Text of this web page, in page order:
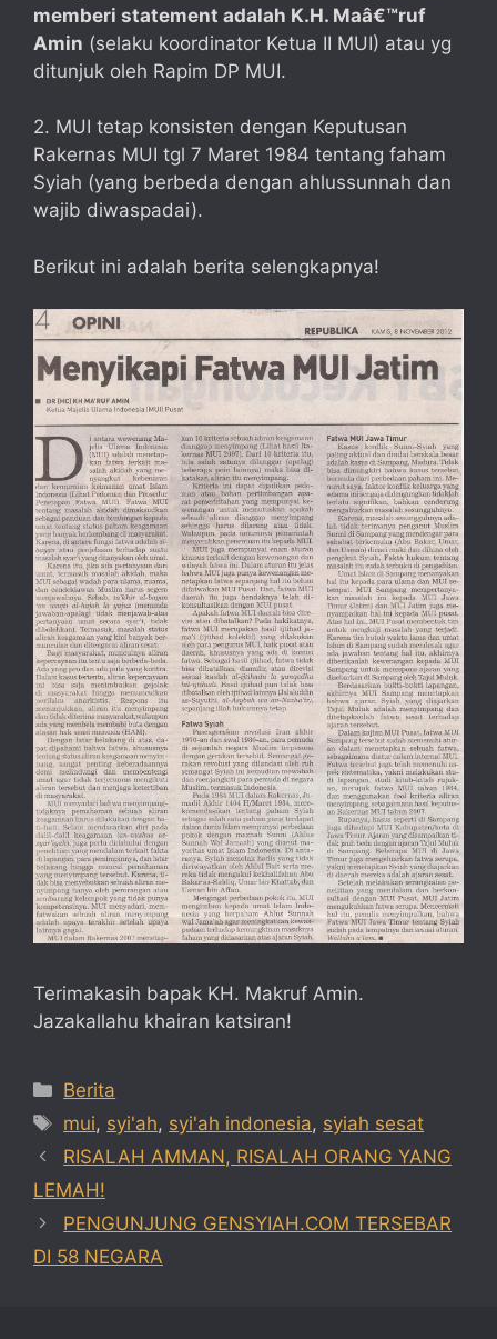
memberi statement adalah K.H. Maâ€™ruf
Amin (selaku koordinator Ketua II MUI) atau yg
ditunjuk oleh Rapim DP MUI.
2. MUI tetap konsisten dengan Keputusan
Rakernas MUI tgl 7 Maret 1984 tentang faham
Syiah (yang berbeda dengan ahlussunnah dan
wajib diwaspadai).
Berikut ini adalah berita selengkapnya!
Terimakasih bapak KH. Makruf Amin.
Jazakallahu khairan katsiran!
Categories
Berita
Tags
mui, syi'ah, syi'ah indonesia, syiah sesat
RISALAH AMMAN, RISALAH ORANG YANG
LEMAH!
PENGUNJUNG GENSYIAH.COM TERSEBAR
DI 58 NEGARA